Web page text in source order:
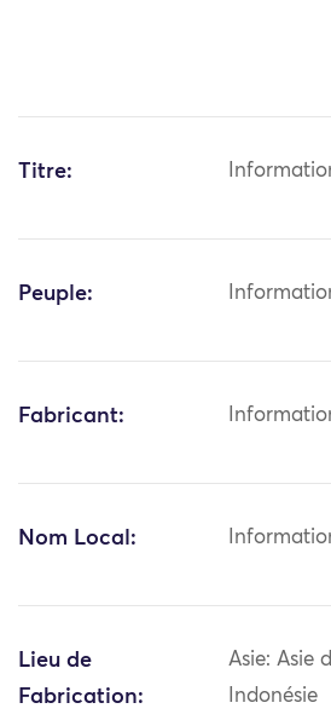
Titre:
Peuple:
Fabricant:
Nom Local:
Lieu de
Fabrication:
Asie: Asie
Indonésie